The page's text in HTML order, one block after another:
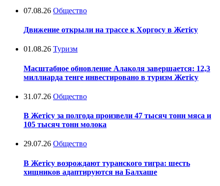
07.08.26 Общество
Движение открыли на трассе к Хоргосу в Жетісу
01.08.26 Туризм
Масштабное обновление Алаколя завершается: 12,3
миллиарда тенге инвестировано в туризм Жетісу
31.07.26 Общество
В Жетісу за полгода произвели 47 тысяч тонн мяса и
105 тысяч тонн молока
29.07.26 Общество
В Жетісу возрождают туранского тигра: шесть
хищников адаптируются на Балхаше